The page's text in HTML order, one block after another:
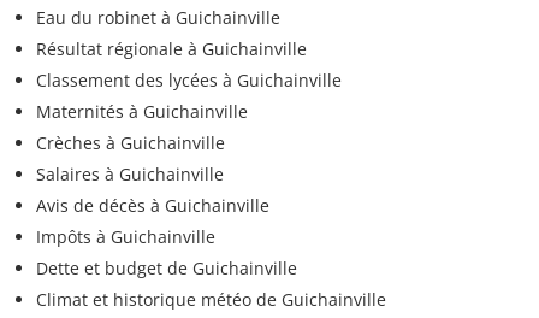
Eau du robinet à Guichainville
Résultat régionale à Guichainville
Classement des lycées à Guichainville
Maternités à Guichainville
Crèches à Guichainville
Salaires à Guichainville
Avis de décès à Guichainville
Impôts à Guichainville
Dette et budget de Guichainville
Climat et historique météo de Guichainville